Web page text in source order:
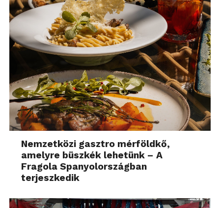
Nemzetközi gasztro mérföldkő,
amelyre büszkék lehetünk – A
Fragola Spanyolországban
terjeszkedik